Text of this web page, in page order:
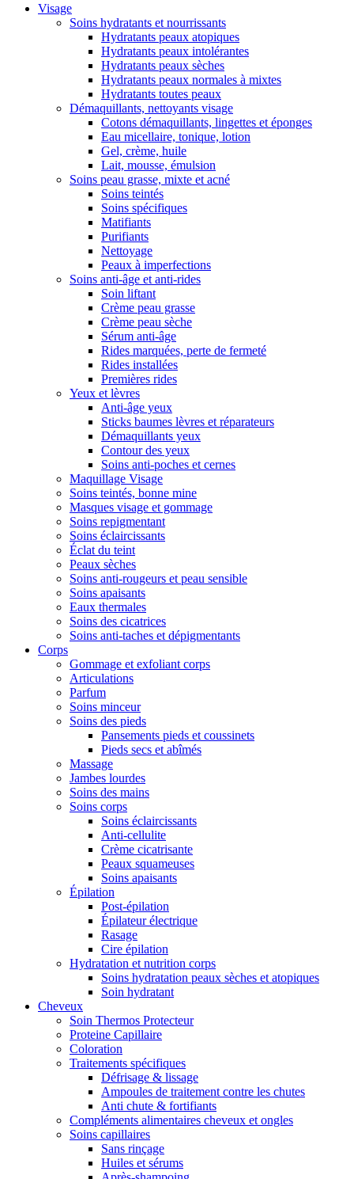
Visage
Soins hydratants et nourrissants
Hydratants peaux atopiques
Hydratants peaux intolérantes
Hydratants peaux sèches
Hydratants peaux normales à mixtes
Hydratants toutes peaux
Démaquillants, nettoyants visage
Cotons démaquillants, lingettes et éponges
Eau micellaire, tonique, lotion
Gel, crème, huile
Lait, mousse, émulsion
Soins peau grasse, mixte et acné
Soins teintés
Soins spécifiques
Matifiants
Purifiants
Nettoyage
Peaux à imperfections
Soins anti-âge et anti-rides
Soin liftant
Crème peau grasse
Crème peau sèche
Sérum anti-âge
Rides marquées, perte de fermeté
Rides installées
Premières rides
Yeux et lèvres
Anti-âge yeux
Sticks baumes lèvres et réparateurs
Démaquillants yeux
Contour des yeux
Soins anti-poches et cernes
Maquillage Visage
Soins teintés, bonne mine
Masques visage et gommage
Soins repigmentant
Soins éclaircissants
Éclat du teint
Peaux sèches
Soins anti-rougeurs et peau sensible
Soins apaisants
Eaux thermales
Soins des cicatrices
Soins anti-taches et dépigmentants
Corps
Gommage et exfoliant corps
Articulations
Parfum
Soins minceur
Soins des pieds
Pansements pieds et coussinets
Pieds secs et abîmés
Massage
Jambes lourdes
Soins des mains
Soins corps
Soins éclaircissants
Anti-cellulite
Crème cicatrisante
Peaux squameuses
Soins apaisants
Épilation
Post-épilation
Épilateur électrique
Rasage
Cire épilation
Hydratation et nutrition corps
Soins hydratation peaux sèches et atopiques
Soin hydratant
Cheveux
Soin Thermos Protecteur
Proteine Capillaire
Coloration
Traitements spécifiques
Défrisage & lissage
Ampoules de traitement contre les chutes
Anti chute & fortifiants
Compléments alimentaires cheveux et ongles
Soins capillaires
Sans rinçage
Huiles et sérums